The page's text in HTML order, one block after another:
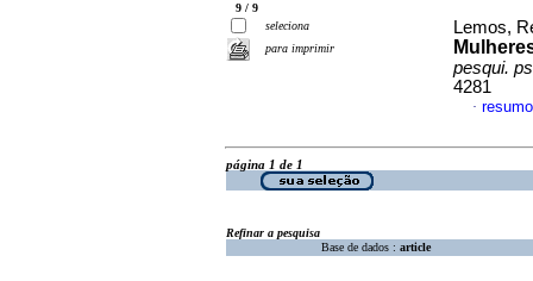
9 / 9
seleciona
para imprimir
Lemos,
pesqui.
4281
·
página 1 de 1
Refinar a pesquisa
Base de dados : article